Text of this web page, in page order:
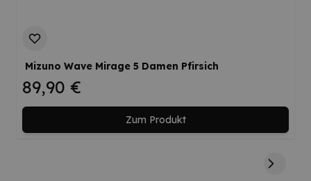
Mizuno Wave Mirage 5 Damen Pfirsich
89,90 €
Zum Produkt